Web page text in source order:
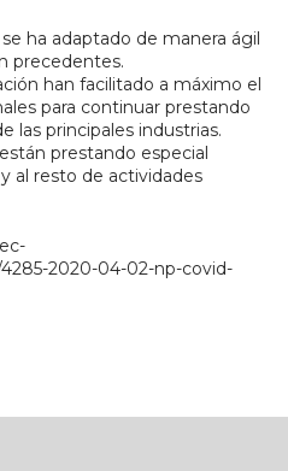
ha adaptado de manera ágil
precedentes.
han facilitado a máximo el
para continuar prestando
las principales industrias.
prestando especial
al resto de actividades
2020-04-02-np-covid-